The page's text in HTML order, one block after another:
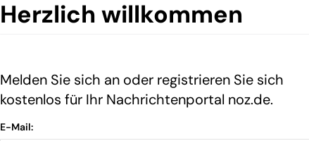
Herzlich willkommen
Melden Sie sich an oder registrieren Sie sich
kostenlos für Ihr Nachrichtenportal noz.de.
E-Mail